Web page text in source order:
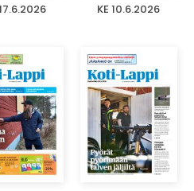
KE 10.6.2026